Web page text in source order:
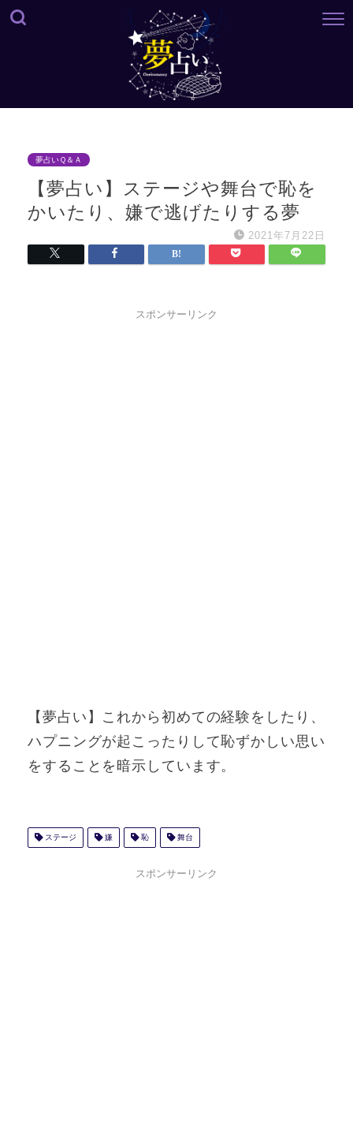
夢占いＱ＆Ａ
【夢占い】ステージや舞台で恥を
かいたり、嫌で逃げたりする夢
2021年7月22日
スポンサーリンク
【夢占い】これから初めての経験をしたり、
ハプニングが起こったりして恥ずかしい思い
をすることを暗示しています。
ステージ 嫌 恥 舞台
スポンサーリンク